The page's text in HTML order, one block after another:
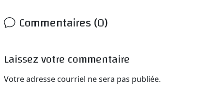
Commentaires (0)
Laissez votre commentaire
Votre adresse courriel ne sera pas publiée.